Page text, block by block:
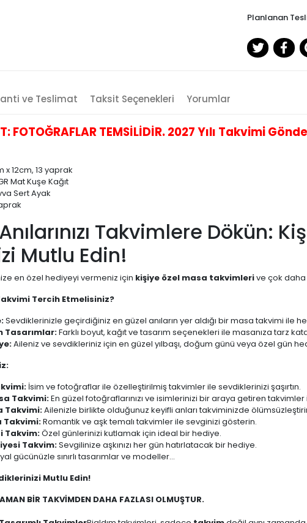
Planlanan
ve Teslimat Taksit Seçenekleri Yorumlar
FOTOĞRAFLAR TEMSİLİDİR. 2027 Yılı Takvimi
x 12cm, 13 yaprak
Mat Kuşe Kağıt
Sert Ayak
Takvimlere Dökün:
Mutlu Edin!
en özel hediyeyi vermeniz için kişiye özel masa takvimlerive çok daha
Tercih Etmelisiniz?
Sevdiklerinizle geçirdiğiniz en güzel anıların yer aldığı bir masa takvimi ile
Tasarımlar:Farklı boyut, kağıt ve tasarım seçenekleri ile masanıza tarz
Aileniz ve sevdikleriniz için en güzel yılbaşı, doğum günü veya özel gün
İsim ve fotoğraflar ile özelleştirilmiş takvimler ile sevdiklerinizi şaşırtın.
Takvimi:En güzel fotoğraflarınızı ve isimlerinizi bir araya getiren
Takvimi:Ailenizle birlikte olduğunuz keyifli anları takviminizde
Takvimi:Romantik ve aşk temalı takvimler ile sevginizi gösterin.
Takvim:Özel günlerinizi kutlamak için ideal bir hediye.
Takvim:Sevgilinize aşkınızı her gün hatırlatacak bir hediye.
gücünüzle sınırlı tasarımlar ve modeller...
Mutlu Edin!
BİR TAKVİMDEN DAHA FAZLASI OLMUŞTUR.